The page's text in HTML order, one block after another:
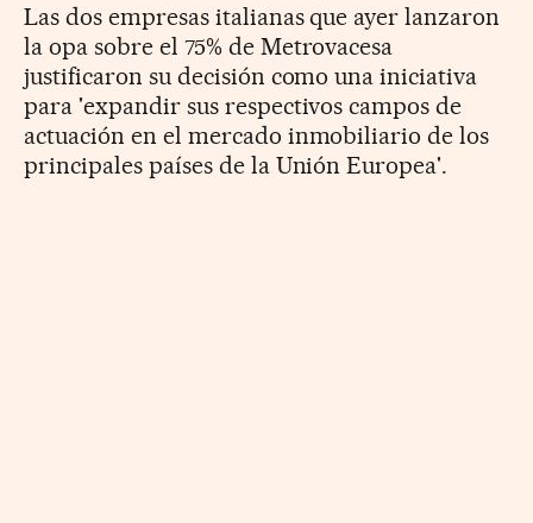
Las dos empresas italianas que ayer lanzaron
la opa sobre el 75% de Metrovacesa
justificaron su decisión como una iniciativa
para 'expandir sus respectivos campos de
actuación en el mercado inmobiliario de los
principales países de la Unión Europea'.